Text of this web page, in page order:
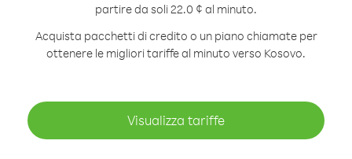
partire da soli 22.0 ¢ al minuto.
Acquista pacchetti di credito o un piano chiamate per
ottenere le migliori tariffe al minuto verso Kosovo.
Visualizza tariffe